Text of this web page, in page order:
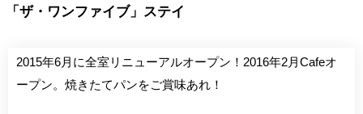
「ザ・ワンファイブ」ステイ
2015年6月に全室リニューアルオープン！2016年2月Cafeオ
ープン。焼きたてパンをご賞味あれ！